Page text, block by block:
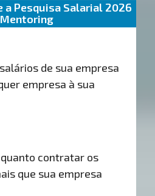
a Pesquisa Salarial 2026
de sua empresa
empresa à sua
quanto contratar os
que sua empresa